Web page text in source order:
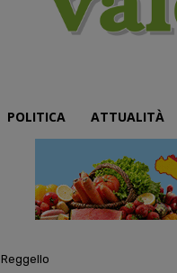
POLITICA ATTUALITÀ
Reggello